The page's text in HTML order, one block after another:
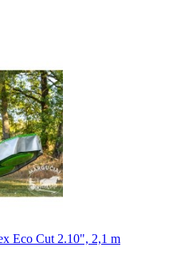
Eco Cut 2.10", 2,1 m